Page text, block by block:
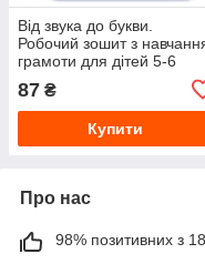
Від звука до букви.
Робочий зошит з
грамоти для дітей 5-6
87 ₴
Купити
Про нас
98% позитивних з